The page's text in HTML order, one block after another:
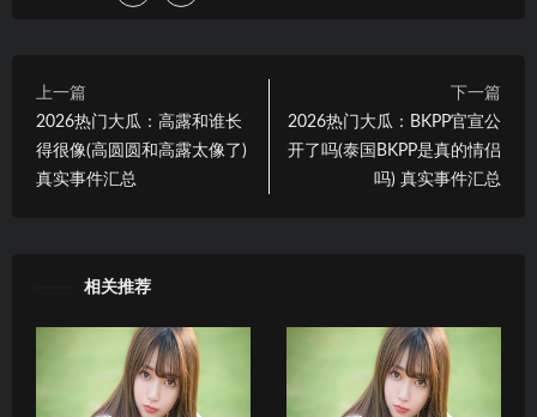
上一篇
2026热门大瓜：高露和谁长
得很像(高圆圆和高露太像了)
真实事件汇总
下一篇
2026热门大瓜：BKPP官宣公
开了吗(泰国BKPP是真的情侣
吗) 真实事件汇总
相关推荐